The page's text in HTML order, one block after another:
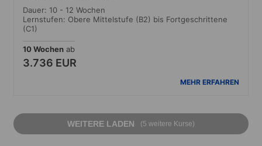
Dauer: 10 - 12 Wochen
Lernstufen: Obere Mittelstufe (B2) bis Fortgeschrittene
(C1)
10 Wochen ab
3.736 EUR
MEHR ERFAHREN
WEITERE LADEN (5 weitere Kurse)